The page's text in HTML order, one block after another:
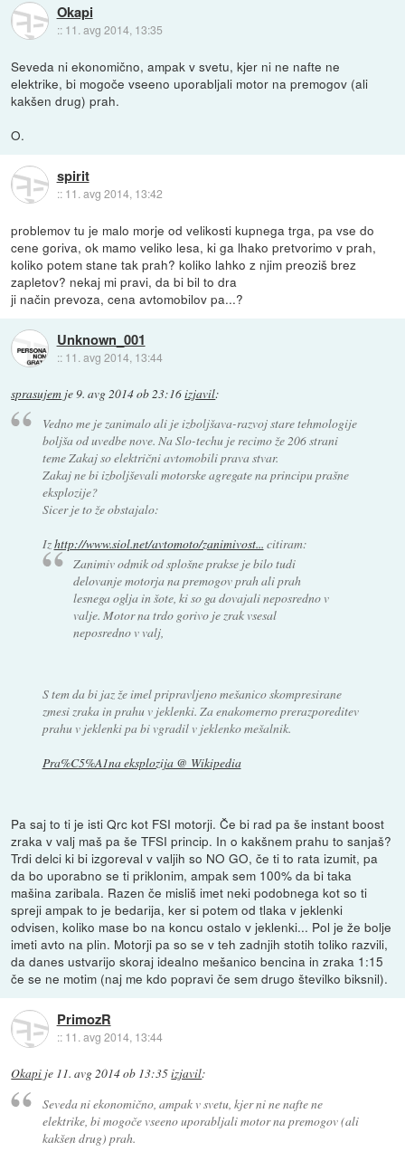
Okapi
:: 11. avg 2014, 13:35
Seveda ni ekonomično, ampak v svetu, kjer ni ne nafte ne
elektrike, bi mogoče vseeno uporabljali motor na premogov (ali
kakšen drug) prah.
O.
spirit
:: 11. avg 2014, 13:42
problemov tu je malo morje od velikosti kupnega trga, pa vse do
cene goriva, ok mamo veliko lesa, ki ga lhako pretvorimo v prah,
koliko potem stane tak prah? koliko lahko z njim preoziš brez
zapletov? nekaj mi pravi, da bi bil to dra
ji način prevoza, cena avtomobilov pa...?
Unknown_001
:: 11. avg 2014, 13:44
sprasujem je9. avg 2014 ob 23:16izjavil:
Vedno me je zanimalo ali je izboljšava-razvoj stare tehmologije
boljša od uvedbe nove. Na Slo-techu je recimo že 206 strani
teme Zakaj so električni avtomobili prava stvar.
Zakaj ne bi izboljševali motorske agregate na principu prašne
eksplozije?
Sicer je to že obstajalo:
Izhttp://www.siol.net/avtomoto/zanimivost... citiram:
Zanimiv odmik od splošne prakse je bilo tudi
delovanje motorja na premogov prah ali prah
lesnega oglja in šote, ki so ga dovajali neposredno v
valje. Motor na trdo gorivo je zrak vsesal
neposredno v valj,
S tem da bi jaz že imel pripravljeno mešanico skompresirane
zmesi zraka in prahu v jeklenki. Za enakomerno prerazporeditev
prahu v jeklenki pa bi vgradil v jeklenko mešalnik.
Pra%C5%A1na eksplozija @ Wikipedia
Pa saj to ti je isti Qrc kot FSI motorji. Če bi rad pa še instant boost
zraka v valj maš pa še TFSI princip. In o kakšnem prahu to sanjaš?
Trdi delci ki bi izgoreval v valjih so NO GO, če ti to rata izumit, pa
da bo uporabno se ti priklonim, ampak sem 100% da bi taka
mašina zaribala. Razen če misliš imet neki podobnega kot so ti
spreji ampak to je bedarija, ker si potem od tlaka v jeklenki
odvisen, koliko mase bo na koncu ostalo v jeklenki... Pol je že bolje
imeti avto na plin. Motorji pa so se v teh zadnjih stotih toliko razvili,
da danes ustvarijo skoraj idealno mešanico bencina in zraka 1:15
če se ne motim (naj me kdo popravi če sem drugo številko biksnil).
PrimozR
:: 11. avg 2014, 13:44
Okapi je 11. avg 2014 ob 13:35izjavil:
Seveda ni ekonomično, ampak v svetu, kjer ni ne nafte ne
elektrike, bi mogoče vseeno uporabljali motor na premogov (ali
kakšen drug) prah.